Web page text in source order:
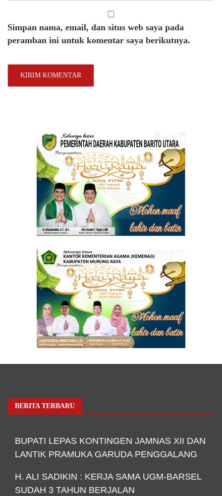
Simpan nama, email, dan situs web saya pada
peramban ini untuk komentar saya berikutnya.
BERITA TERBARU
BUPATI LEPAS KONTINGEN JAMNAS XII DAN
LANTIK PRAMUKA GARUDA PENGGALANG
H. ALI SADIKIN : KERJA SAMA UGM-BARSEL
SUDAH 3 TAHUN BERJALAN